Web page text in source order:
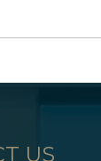
US